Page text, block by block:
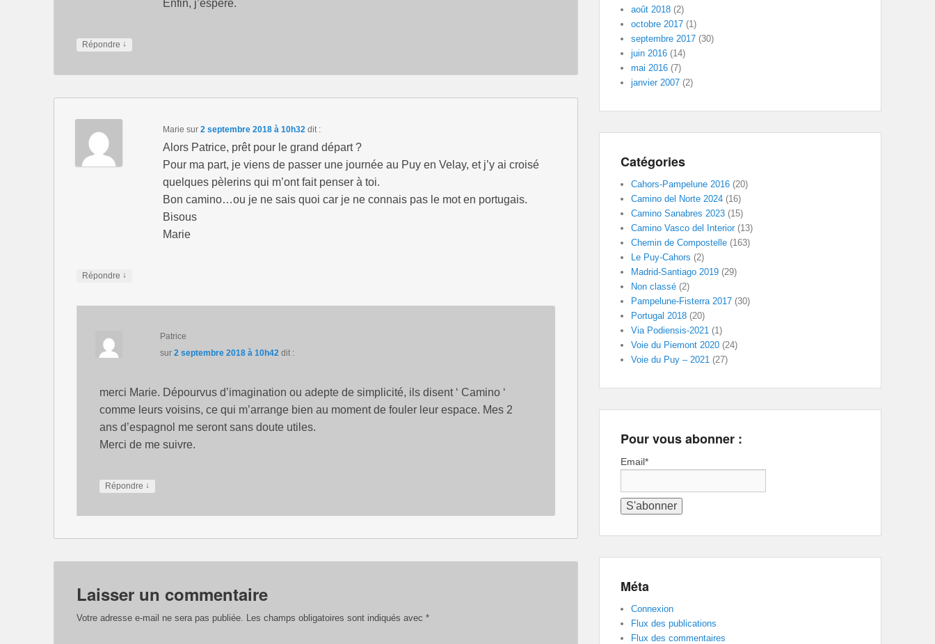
Enfin, j’espère.
Répondre ↓
Marie sur 2 septembre 2018 à 10h32 dit :
Alors Patrice, prêt pour le grand départ ?
Pour ma part, je viens de passer une journée au Puy en Velay, et j’y ai croisé
quelques pèlerins qui m’ont fait penser à toi.
Bon camino…ou je ne sais quoi car je ne connais pas le mot en portugais.
Bisous
Marie
Répondre ↓
Patrice
sur2 septembre 2018 à 10h42 dit :
merci Marie. Dépourvus d’imagination ou adepte de simplicité, ils disent ‘ Camino ‘
comme leurs voisins, ce qui m’arrange bien au moment de fouler leur espace. Mes 2
ans d’espagnol me seront sans doute utiles.
Merci de me suivre.
Répondre ↓
Laisser un commentaire
Votre adresse e-mail ne sera pas publiée. Les champs obligatoires sont indiqués avec *
août 2018 (2)
octobre 2017 (1)
septembre 2017 (30)
juin 2016 (14)
mai 2016 (7)
janvier 2007 (2)
Catégories
Cahors-Pampelune 2016 (20)
Camino del Norte 2024 (16)
Camino Sanabres 2023 (15)
Camino Vasco del Interior(13)
Chemin de Compostelle (163)
Le Puy-Cahors (2)
Madrid-Santiago 2019 (29)
Non classé (2)
Pampelune-Fisterra 2017 (30)
Portugal 2018 (20)
Via Podiensis-2021 (1)
Voie du Piemont 2020 (24)
Voie du Puy – 2021 (27)
Pour vous abonner :
Email*
Méta
Connexion
Flux des publications
Flux des commentaires